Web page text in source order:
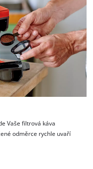
Vaše filtrová káva
odměrce rychle uvaří